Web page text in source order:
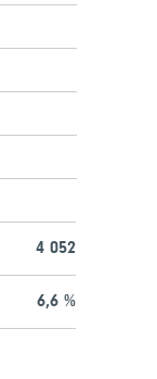
4 052
6,6 %